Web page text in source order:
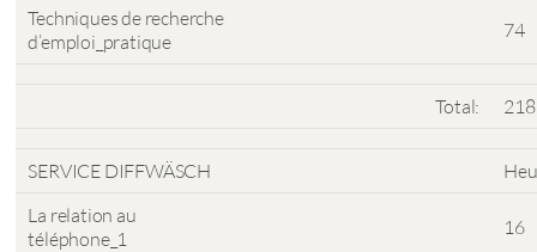
Techniques de recherche
d’emploi_pratique
74
Total:
SERVICE DIFFWÄSCH
La relation au
téléphone_1
16